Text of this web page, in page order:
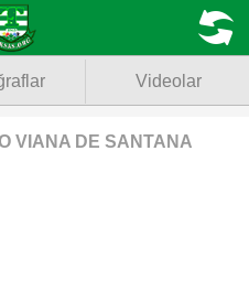
Videolar
VIANA DE SANTANA